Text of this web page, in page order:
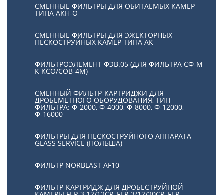
СМЕННЫЕ ФИЛЬТРЫ ДЛЯ ОБИТАЕМЫХ КАМЕР
ТИПА АКН-О
СМЕННЫЕ ФИЛЬТРЫ ДЛЯ ЭЖЕКТОРНЫХ
ПЕСКОСТРУЙНЫХ КАМЕР ТИПА АК
ФИЛЬТРОЭЛЕМЕНТ ФЭВ.05 (ДЛЯ ФИЛЬТРА СФ-М
К КСО/СОВ-4М)
СМЕННЫЙ ФИЛЬТР-КАРТРИДЖИ ДЛЯ
ДРОБЕМЕТНОГО ОБОРУДОВАНИЯ, ТИП
ФИЛЬТРА: Ф-2000, Ф-4000, Ф-8000, Ф-12000,
Ф-16000
ФИЛЬТРЫ ДЛЯ ПЕСКОСТРУЙНОГО АППАРАТА
GLASS SERVICE (ПОЛЬША)
ФИЛЬТР NORBLAST AF10
ФИЛЬТР-КАРТРИДЖ ДЛЯ ДРОБЕСТРУЙНОЙ